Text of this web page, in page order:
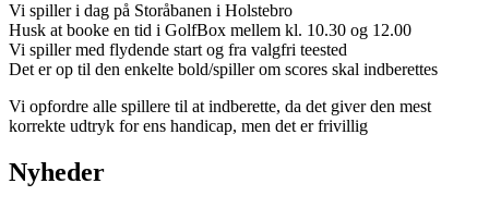
Vi spiller i dag på Storåbanen i Holstebro
Husk at booke en tid i GolfBox mellem kl. 10.30 og 12.00
Vi spiller med flydende start og fra valgfri teested
Det er op til den enkelte bold/spiller om scores skal indberettes
Vi opfordre alle spillere til at indberette, da det giver den mest
korrekte udtryk for ens handicap, men det er frivillig
Nyheder